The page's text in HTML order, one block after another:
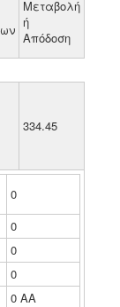
Μεταβολή
ή
Απόδοση
334.45
0
0
0
0
0 ΑΑ